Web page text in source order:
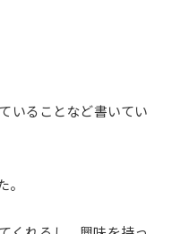
いることなど書いてい